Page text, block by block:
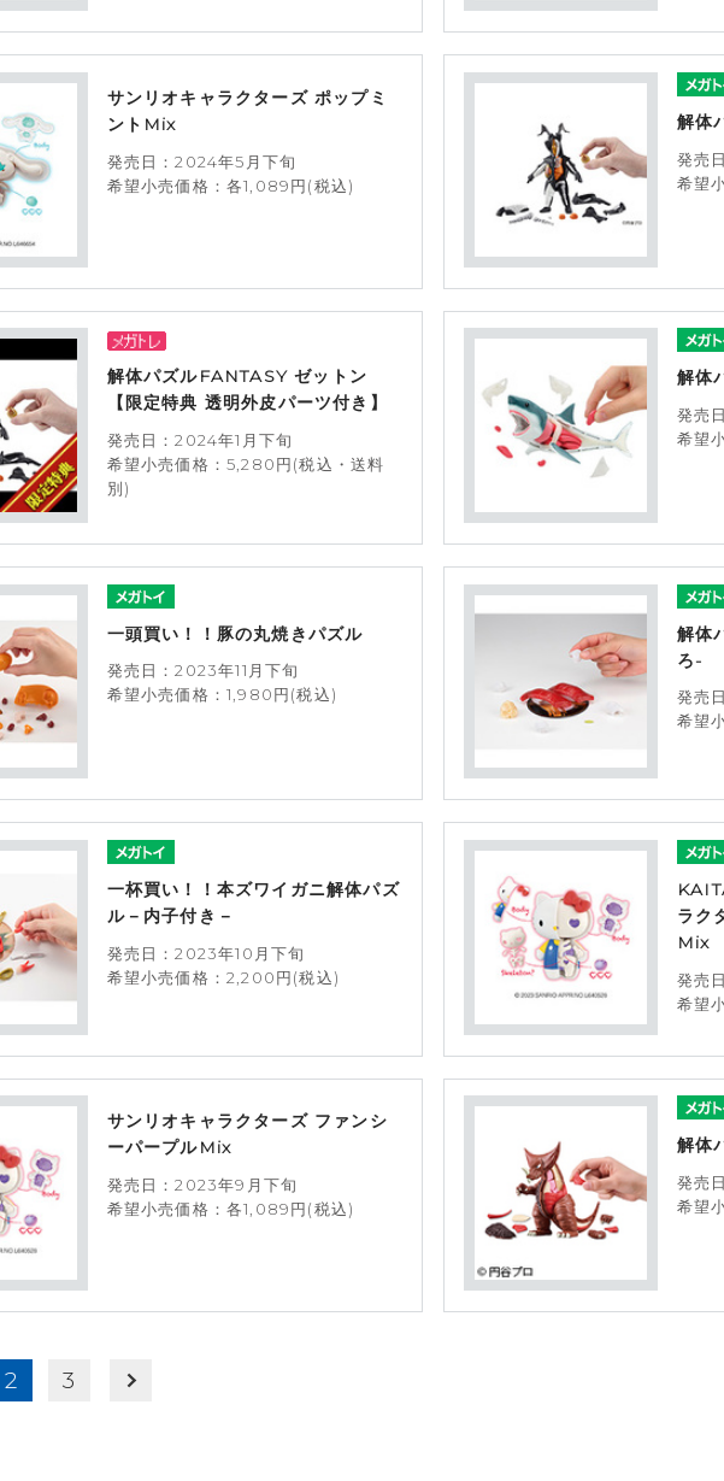
サンリオキャラクターズ ポップミ
ントMix
発売日：2024年5月下旬
希望小売価格：各1,089円(税込)
解体
発売
希望
解体パズルFANTASY ゼットン
【限定特典 透明外皮パーツ付き】
発売日：2024年1月下旬
希望小売価格：5,280円(税込・送料
別)
解体
発売
希望
一頭買い！！豚の丸焼きパズル
発売日：2023年11月下旬
希望小売価格：1,980円(税込)
解体
ろ-
発売
希望
一杯買い！！本ズワイガニ解体パズ
ル－内子付き－
発売日：2023年10月下旬
希望小売価格：2,200円(税込)
ラク
Mix
発売
希望
サンリオキャラクターズ ファンシ
ーパープルMix
発売日：2023年9月下旬
希望小売価格：各1,089円(税込)
解体
発売
希望
2 3